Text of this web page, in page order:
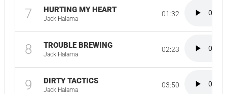
7 HURTING MY HEART
Jack Halama
01:32
8 TROUBLE BREWING
Jack Halama
02:23
9 DIRTY TACTICS
Jack Halama
03:50